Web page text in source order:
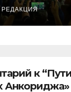
РЕДАКЦИЯ
к
Анкориджа»